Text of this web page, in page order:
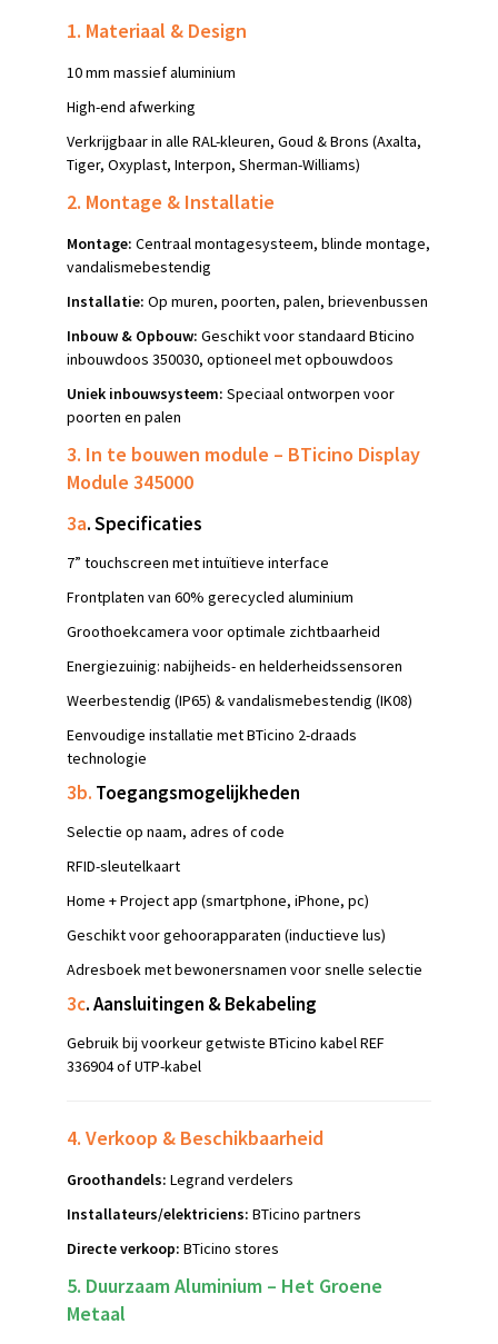
1. Materiaal & Design
10 mm massief aluminium
High-end afwerking
Verkrijgbaar in alle RAL-kleuren, Goud & Brons (Axalta,
Tiger, Oxyplast, Interpon, Sherman-Williams)
2. Montage & Installatie
Montage: Centraal montagesysteem, blinde montage,
vandalismebestendig
Installatie: Op muren, poorten, palen, brievenbussen
Inbouw & Opbouw: Geschikt voor standaard Bticino
inbouwdoos 350030, optioneel met opbouwdoos
Uniek inbouwsysteem: Speciaal ontworpen voor
poorten en palen
3. In te bouwen module – BTicino Display
Module 345000
3a. Specificaties
7” touchscreen met intuïtieve interface
Frontplaten van 60% gerecycled aluminium
Groothoekcamera voor optimale zichtbaarheid
Energiezuinig: nabijheids- en helderheidssensoren
Weerbestendig (IP65) & vandalismebestendig (IK08)
Eenvoudige installatie met BTicino 2-draads
technologie
3b. Toegangsmogelijkheden
Selectie op naam, adres of code
RFID-sleutelkaart
Home + Project app (smartphone, iPhone, pc)
Geschikt voor gehoorapparaten (inductieve lus)
Adresboek met bewonersnamen voor snelle selectie
3c. Aansluitingen & Bekabeling
Gebruik bij voorkeur getwiste BTicino kabel REF
336904 of UTP-kabel
4. Verkoop & Beschikbaarheid
Groothandels: Legrand verdelers
Installateurs/elektriciens: BTicino partners
Directe verkoop: BTicino stores
5. Duurzaam Aluminium – Het Groene
Metaal